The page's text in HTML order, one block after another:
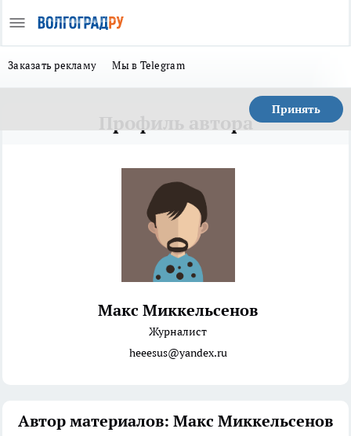
Заказать рекламу Мы в Telegram
Принять
Профиль автора
Макс Миккельсенов
Журналист
heeesus@yandex.ru
Автор материалов: Макс Миккельсенов